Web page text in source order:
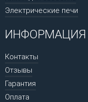
Электрические печи
ИНФОРМАЦИЯ
Контакты
Отзывы
Гарантия
Оплата